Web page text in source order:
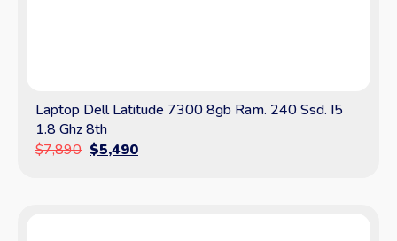
Laptop Dell Latitude 7300 8gb Ram. 240 Ssd. I5
1.8 Ghz 8th
$7,890 $5,490